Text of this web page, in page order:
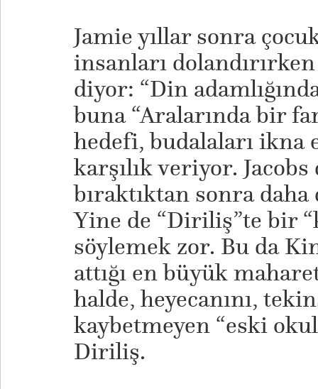
Jamie yıllar sonra
insanları
diyor: “Din
buna “Aralarında bir
hedefi, budalaları ikna
karşılık veriyor. Jacobs
bıraktıktan sonra
Yine de “Diriliş”te bir
söylemek zor. Bu da
attığı en büyük
halde, heyecanını,
kaybetmeyen “eski
Diriliş.